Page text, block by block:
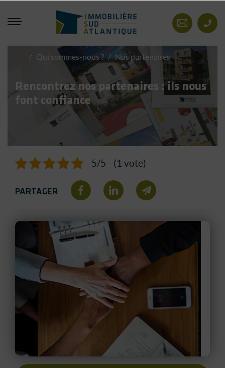
Immobilière Sud Contact
Immobilière
Atlantique
/ Qui sommes-nous ? / Nos partenaires
Rencontrez nos partenaires : ils nous
font confiance
5/5 - (1 vote)
PARTAGER